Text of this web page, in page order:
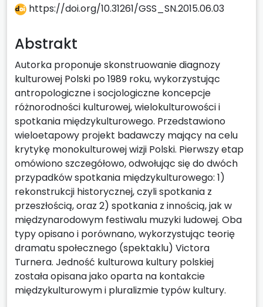
https://doi.org/10.31261/GSS_SN.2015.06.03
Abstrakt
Autorka proponuje skonstruowanie diagnozy
kulturowej Polski po 1989 roku, wykorzystując
antropologiczne i socjologiczne koncepcje
różnorodności kulturowej, wielokulturowości i
spotkania międzykulturowego. Przedstawiono
wieloetapowy projekt badawczy mający na celu
krytykę monokulturowej wizji Polski. Pierwszy etap
omówiono szczegółowo, odwołując się do dwóch
przypadków spotkania międzykulturowego: 1)
rekonstrukcji historycznej, czyli spotkania z
przeszłością, oraz 2) spotkania z innością, jak w
międzynarodowym festiwalu muzyki ludowej. Oba
typy opisano i porównano, wykorzystując teorię
dramatu społecznego (spektaklu) Victora
Turnera. Jedność kulturowa kultury polskiej
została opisana jako oparta na kontakcie
międzykulturowym i pluralizmie typów kultury.